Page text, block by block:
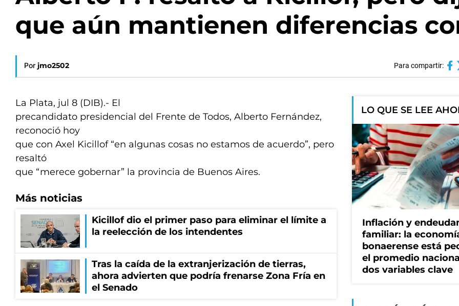
que aún mantienen diferencias
Por jmo2502 Para compartir:
La Plata, jul 8 (DIB).- El
precandidato presidencial del Frente de Todos, Alberto Fernández,
reconoció hoy
que con Axel Kicillof “en algunas cosas no estamos de acuerdo”, pero
resaltó
que “merece gobernar” la provincia de Buenos Aires.
Más noticias
Kicillof dio el primer paso para eliminar el límite a
la reelección de los intendentes
Tras la caída de la extranjerización de tierras,
ahora advierten que podría frenarse Zona Fría en
el Senado
LO QUE SE LEE
Inflación y
familiar: la
bonaerense está
el promedio
dos variables clave